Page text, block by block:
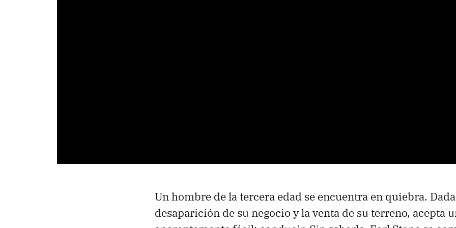
Un hombre de la tercera edad se encuentra en quiebra.
desaparición de su negocio y la venta de su terreno, acepta